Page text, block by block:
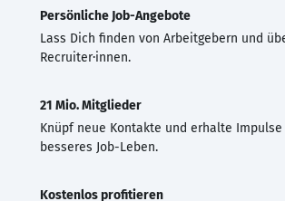
Persönliche Job-Angebote
Lass Dich finden von Arbeitgebern und
Recruiter·innen.
21 Mio. Mitglieder
Knüpf neue Kontakte und erhalte
besseres Job-Leben.
Kostenlos profitieren